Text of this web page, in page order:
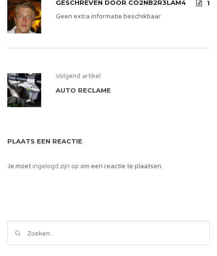
GESCHREVEN DOOR CO2NB2R3LAM4
1
Geen extra informatie beschikbaar
Volgend artikel
AUTO RECLAME
PLAATS EEN REACTIE
Je moetingelogd zijn op om een reactie te plaatsen.